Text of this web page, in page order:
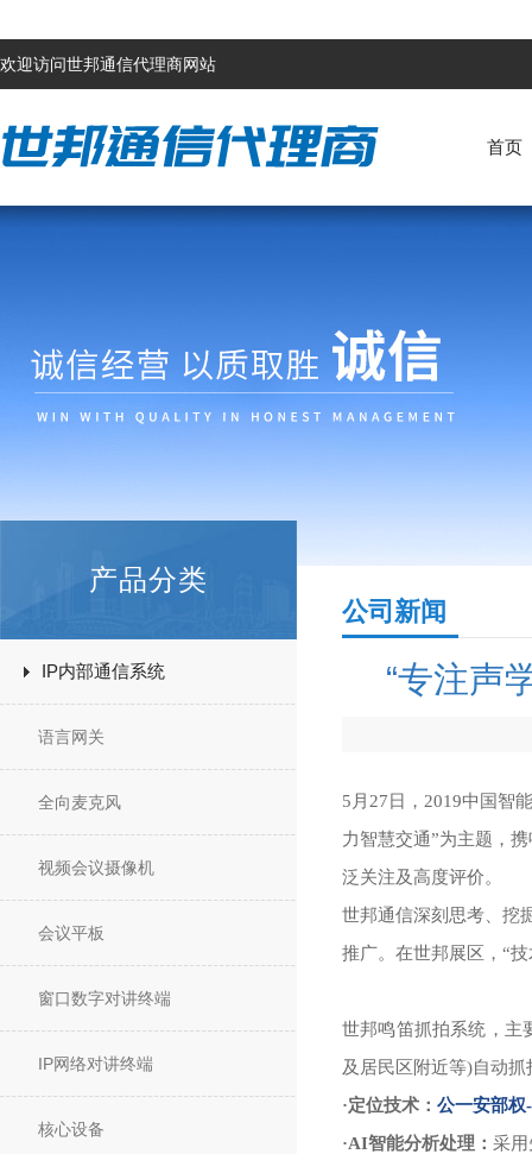
欢迎访问世邦通信代理商网站
首页
产品分类
IP内部通信系统
语言网关
全向麦克风
视频会议摄像机
会议平板
窗口数字对讲终端
IP网络对讲终端
核心设备
公司新闻
“专注声
5月27日，2019中国智
力智慧交通”为主题，
泛关注及高度评价。
世邦通信深刻思考、挖
推广。在世邦展区，“
世邦鸣笛抓拍系统，主
及居民区附近等)自动
·定位技术： 公一安部权
·AI智能分析处理： 采用